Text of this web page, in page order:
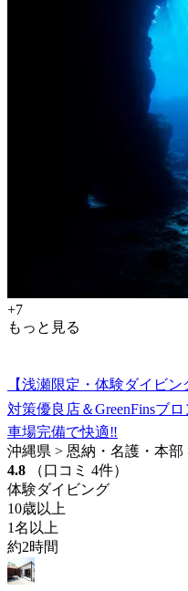
+7
もっと見る
【浅瀬限定・体験ダイビ
対策優良店＆GreenFinsブ
車場完備で快適‼️
沖縄県 > 恩納・名護・本部
4.8
（口コミ 4件）
体験ダイビング
10歳以上
1名以上
約2時間